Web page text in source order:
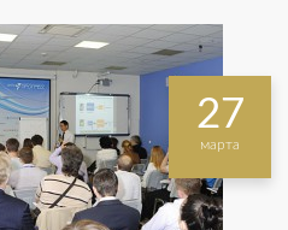
27
марта